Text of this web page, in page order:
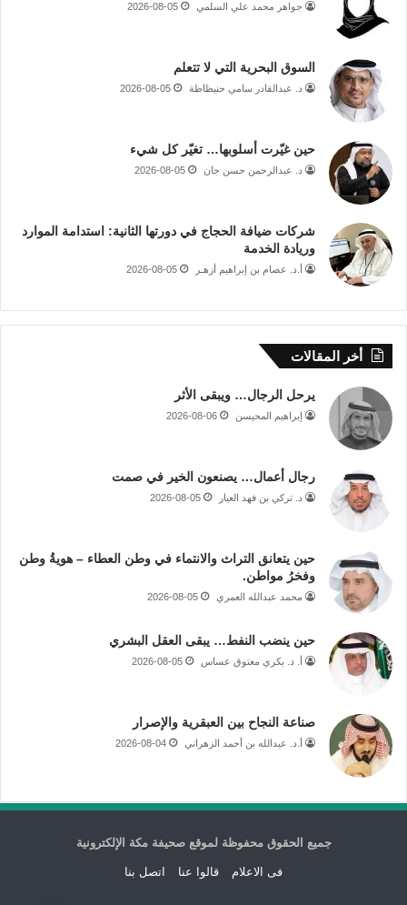
جواهر محمد علي السلمي 2026-08-05
السوق البحرية التي لا تتعلم
د. عبدالقادر سامي حنبظاظة 2026-08-05
حين غيّرت أسلوبها… تغيّر كل شيء
د. عبدالرحمن حسن جان 2026-08-05
شركات ضيافة الحجاج في دورتها الثانية: استدامة الموارد
وريادة الخدمة
أ.د. عصام بن إبراهيم أزهـر 2026-08-05
أخر المقالات
يرحل الرجال… ويبقى الأثر
إبراهيم المحيسن 2026-08-06
رجال أعمال… يصنعون الخير في صمت
د. تركي بن فهد العيار 2026-08-05
حين يتعانق التراث والانتماء في وطن العطاء – هويةُ وطن
وفخرُ مواطن.
محمد عبدالله العمري 2026-08-05
حين ينضب النفط… يبقى العقل البشري
أ. د. بكري معتوق عساس 2026-08-05
صناعة النجاح بين العبقرية والإصرار
أ.د. عبدالله بن أحمد الزهراني 2026-08-04
جميع الحقوق محفوظة لموقع صحيفة مكة الإلكترونية
فى الاعلام قالوا عنا اتصل بنا